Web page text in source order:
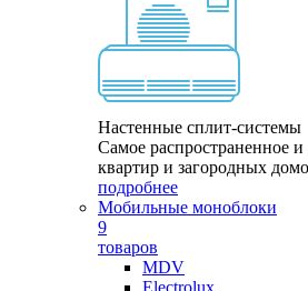
Настенные сплит-системы
Самое распространенное
квартир и загородных
подробнее
Мобильные моноблоки
9
товаров
MDV
Electrolux